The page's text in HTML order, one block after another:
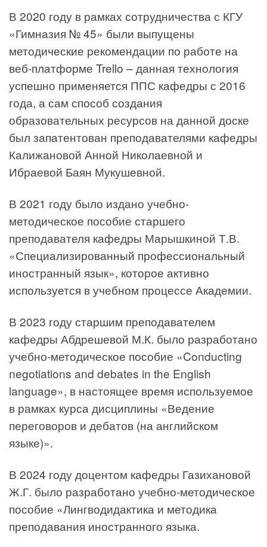
В 2020 году в рамках сотрудничества с КГУ
«Гимназия № 45» были выпущены
методические рекомендации по работе на
веб-платформе Trello – данная технология
успешно применяется ППС кафедры с 2016
года, а сам способ создания
образовательных ресурсов на данной доске
был запатентован преподавателями кафедры
Калижановой Анной Николаевной и
Ибраевой Баян Мукушевной.
В 2021 году было издано учебно-
методическое пособие старшего
преподавателя кафедры Марышкиной Т.В.
«Специализированный профессиональный
иностранный язык», которое активно
используется в учебном процессе Академии.
В 2023 году старшим преподавателем
кафедры Абдрешевой М.К. было разработано
учебно-методическое пособие «Conducting
negotiations and debates in the English
language», в настоящее время используемое
в рамках курса дисциплины «Ведение
переговоров и дебатов (на английском
языке)».
В 2024 году доцентом кафедры Газихановой
Ж.Г. было разработано учебно-методическое
пособие «Лингводидактика и методика
преподавания иностранного языка.